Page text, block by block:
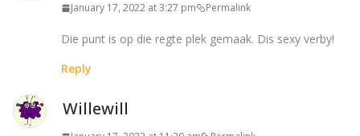
January 17, 2022 at 3:27 pm Permalink
Die punt is op die regte plek gemaak. Dis sexy verby!
Reply
Willewill